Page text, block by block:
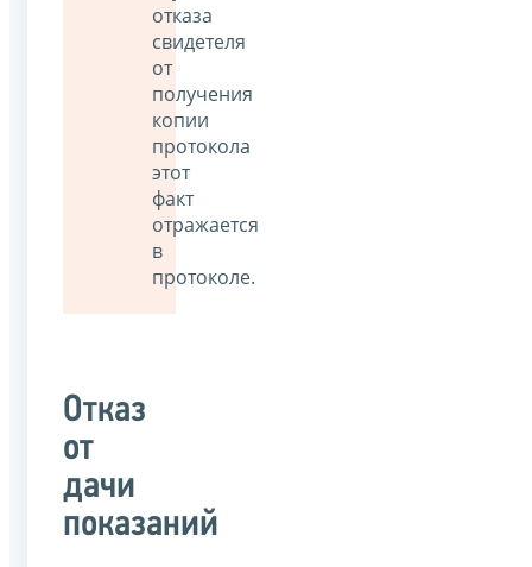
отказа
свидетеля
от
получения
копии
протокола
этот
факт
отражается
в
протоколе.
Отказ
от
дачи
показаний